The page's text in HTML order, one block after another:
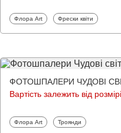
Фотошпалери
Флора Art Фотошпалери
Фрески квіти
ФОТОШПАЛЕРИ ЧУДОВІ
Вартість залежить від
Фотошпалери
Флора Art Фотошпалери
Троянди